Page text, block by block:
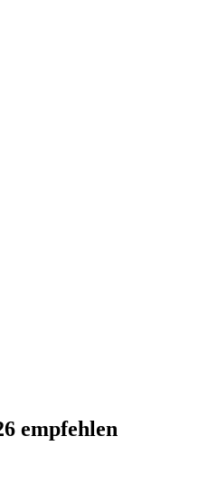
empfehlen